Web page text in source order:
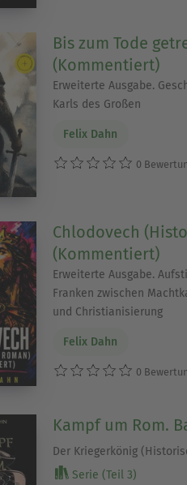
Bis zum Tode
(Kommentiert)
Erweiterte Ausgabe.
Karls des Großen
Felix Dahn
0
Chlodovech
(Kommentiert)
Erweiterte Ausgabe.
Franken zwischen
und Christianisierung
Felix Dahn
0
Kampf um Rom.
Der Kriegerkönig
Serie (Teil 3)